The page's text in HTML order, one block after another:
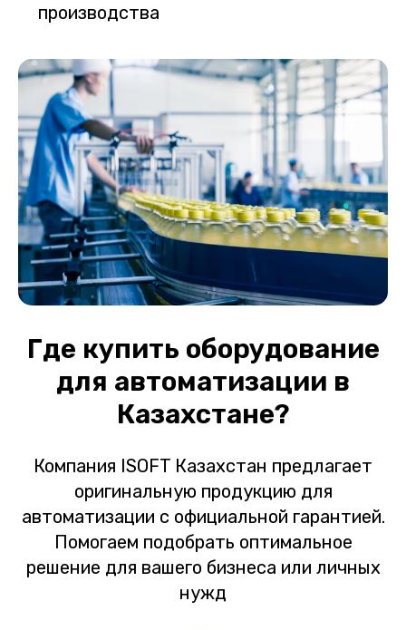
производства
Где купить оборудование
для автоматизации в
Казахстане?
Компания ISOFT Казахстан предлагает
оригинальную продукцию для
автоматизации с официальной гарантией.
Помогаем подобрать оптимальное
решение для вашего бизнеса или личных
нужд